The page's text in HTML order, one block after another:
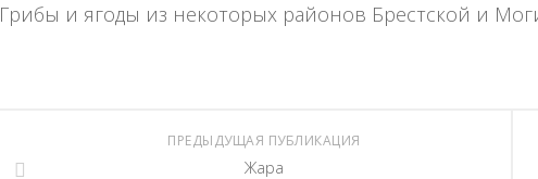
Грибы и ягоды из некоторых районов Брестской и
ПРЕДЫДУЩАЯ ПУБЛИКАЦИЯ
Жара